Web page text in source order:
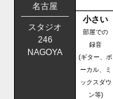
名古屋
スタジオ
246
NAGOYA
小さい
部屋での
録音
(ギター、ボ
ーカル、ミ
ックスダウ
ン等)